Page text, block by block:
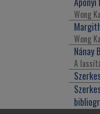
Wong
Wong
Nánay
A